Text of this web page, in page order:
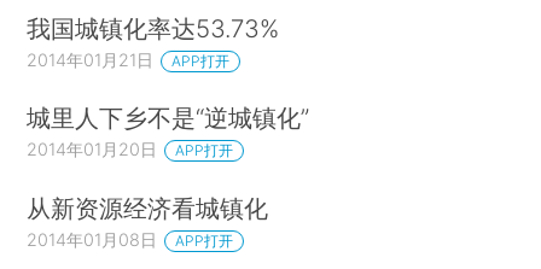
我国城镇化率达53.73%
2014年01月21日 APP打开
城里人下乡不是“逆城镇化”
2014年01月20日 APP打开
从新资源经济看城镇化
2014年01月08日 APP打开